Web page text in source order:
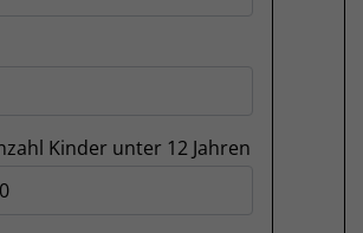
Kinder unter 12 Jahren